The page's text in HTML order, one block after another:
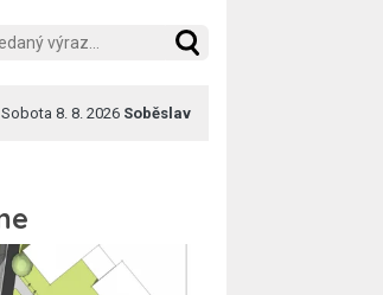
Sobota 8. 8. 2026 Soběslav